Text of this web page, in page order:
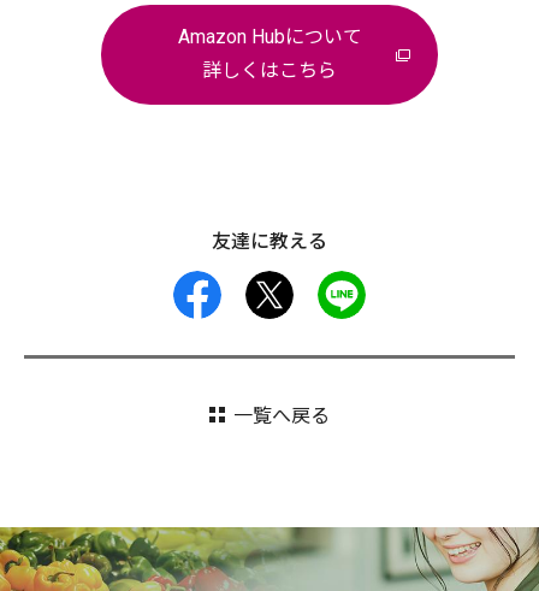
Amazon Hubについて
詳しくはこちら
友達に教える
facebook
一覧へ戻る